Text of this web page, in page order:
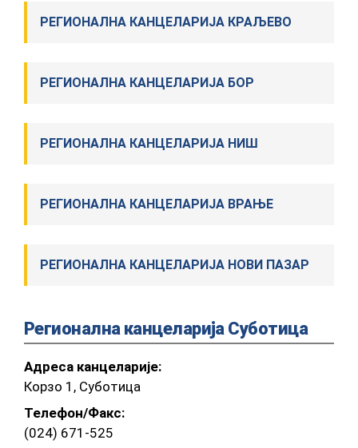
РЕГИОНАЛНА КАНЦЕЛАРИЈА КРАЉЕВО
РЕГИОНАЛНА КАНЦЕЛАРИЈА БОР
РЕГИОНАЛНА КАНЦЕЛАРИЈА НИШ
РЕГИОНАЛНА КАНЦЕЛАРИЈА ВРАЊЕ
РЕГИОНАЛНА КАНЦЕЛАРИЈА НОВИ ПАЗАР
Регионална канцеларија Суботица
Адреса канцеларије:
Корзо 1, Суботица
Телефон/Факс:
(024) 671-525